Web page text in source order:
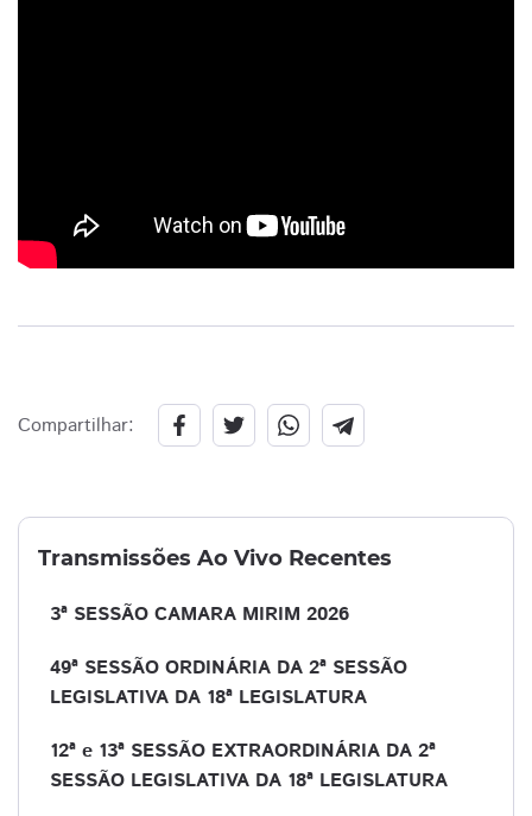
Compartilhar:
Transmissões Ao Vivo Recentes
3ª SESSÃO CAMARA MIRIM 2026
49ª SESSÃO ORDINÁRIA DA 2ª SESSÃO
LEGISLATIVA DA 18ª LEGISLATURA
12ª e 13ª SESSÃO EXTRAORDINÁRIA DA 2ª
SESSÃO LEGISLATIVA DA 18ª LEGISLATURA